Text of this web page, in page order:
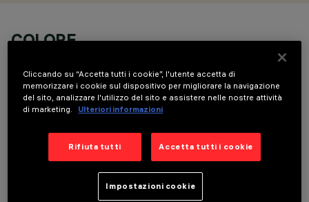
COLORE
DATI TECNICI
ULTIMO AGGIORNAMENTO: 06/08/2026
Cliccando su “Accetta tutti i cookie”, l'utente accetta di
memorizzare i cookie sul dispositivo per migliorare la navigazione
del sito, analizzare l'utilizzo del sito e assistere nelle nostre attività
di marketing.
Ulteriori informazioni
Rifiuta tutti Accetta tutti i cookie
Impostazioni cookie